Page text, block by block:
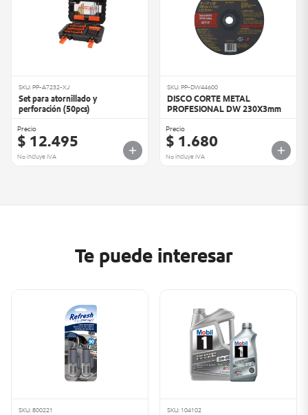
SKU: PP-A7232-XJ
Set para atornillado y
perforación (50pcs)
Precio
$ 12.495
No incluye IVA
SKU: PP-DW44600
DISCO CORTE METAL
PROFESIONAL DW 230X3mm
Precio
$ 1.680
No incluye IVA
Te puede interesar
SKU: 800221 SKU: 104102